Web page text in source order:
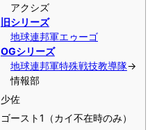
アクシズ
旧シリーズ
地球連邦軍エゥーゴ
OGシリーズ
地球連邦軍特殊戦技教導隊→
情報部
少佐
ゴースト1（カイ不在時のみ）